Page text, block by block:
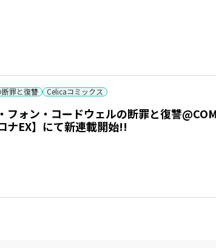
罪と復讐 Celicaコミックス
フォン・コードウェルの断罪と復讐
ナEX】にて新連載開始!!